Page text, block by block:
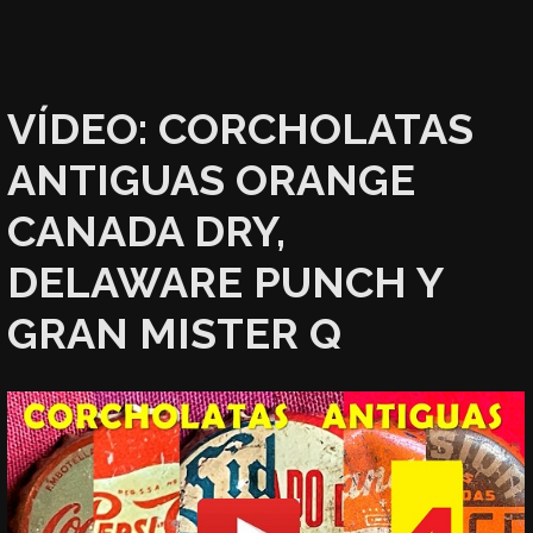
VÍDEO: CORCHOLATAS
ANTIGUAS ORANGE
CANADA DRY,
DELAWARE PUNCH Y
GRAN MISTER Q